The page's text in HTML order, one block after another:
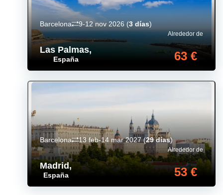
Las Palmas,
España
Alrededor de
63 €
Barcelona 9-12 nov 2026 (3 días)
Madrid ,
España
Alrededor de
53 €
Barcelona 13 feb-14 mar 2027(29 días)